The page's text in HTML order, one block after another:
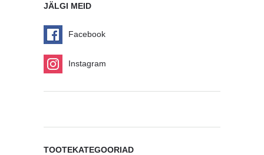
JÄLGI MEID
Facebook
Instagram
TOOTEKATEGOORIAD